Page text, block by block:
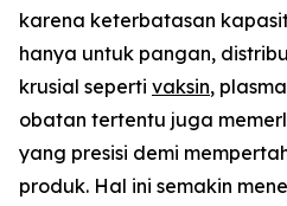
karena keterbatasan
hanya untuk pangan,
krusial seperti vaksin,
obatan tertentu juga
yang presisi demi
produk. Hal ini semakin